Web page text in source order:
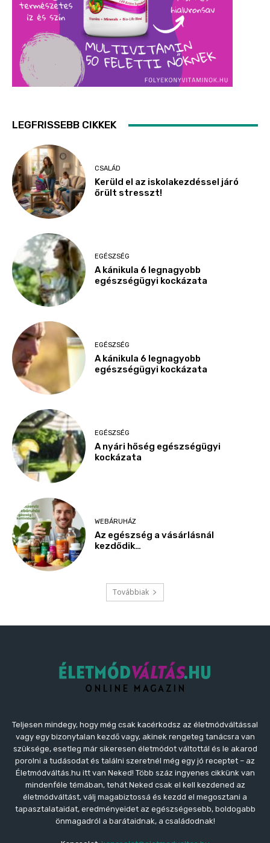
Teljesen mindegy, hogy még csak kacérkodsz az életmódváltással
vagy egy bizonytalan kezdő vagy, akinek rengeteg tanácsra van
szüksége, esetleg már sikeresen életmódot váltottál és le akarod
porolni a tudásodat és találni szeretnél még egy jó receptet – az
Életmódváltás.hu itt van Neked! Több száz ingyenes cikkünk van
mindenféle témában, tehát Neked csak el kell kezdened az
életmódváltást, válj magabiztossá és kezdd el megosztani a
tapasztalataidat, eredményeidet az egészségesebb, boldogabb
önmagadról a barátaidnak, a családodnak!